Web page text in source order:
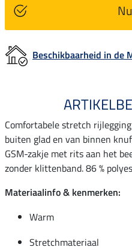
Beschikbaarheid in de
Comfortabele stretch
buiten glad en van binnen
GSM-zakje met rits aan het
zonder klittenband. 86 %
Materiaalinfo & kenmerken:
Warm
Stretchmateriaal